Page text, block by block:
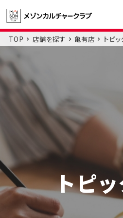
トピ
TOP 店舗を探す 亀有店 トピッ